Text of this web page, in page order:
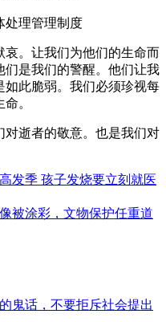
。让我们为他们的生命而
们是我们的警醒。他们让我
此脆弱。我们必须珍视每
。
逝者的敬意。也是我们对
发季 孩子发烧要立刻就医
被涂彩，文物保护任重道